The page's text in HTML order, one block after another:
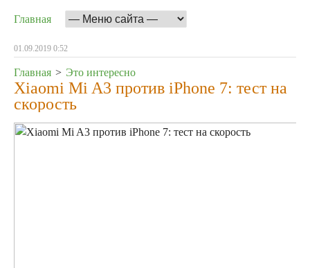
Главная
01.09.2019 0:52
Главная > Это интересно
Xiaomi Mi A3 против iPhone 7: тест на
скорость